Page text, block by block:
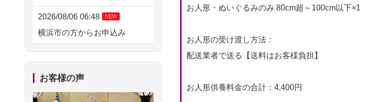
お人形・ぬいぐるみのみ 80cm超～100cm以下×1
お人形の受け渡し方法：
配送業者で送る【送料はお客様負担】
お人形供養料金の合計：4,400円
2026/08/06 06:48 NEW
横浜市の方からお申込み
2026/08/05 15:07
2026/08/05 11:33
お客様の声